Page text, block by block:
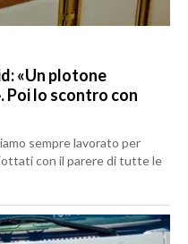
«Un plotone
Poi lo scontro con
sempre lavorato per
con il parere di tutte le